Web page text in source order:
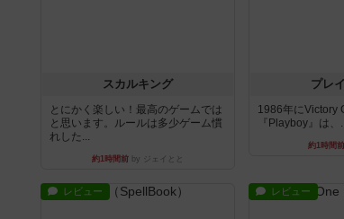
スカルキング
とにかく楽しい！最高のゲームでは
と思います。ルールは多少ゲーム慣
れした...
約1時間前 by ジェイとと
プレ
1986年にVictory
『Playboy』は、
約1時間前
レビュー レビュー